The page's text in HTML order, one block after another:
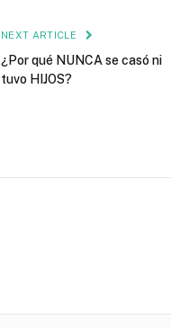
NEXT ARTICLE
¿Por qué NUNCA se casó ni
tuvo HIJOS?